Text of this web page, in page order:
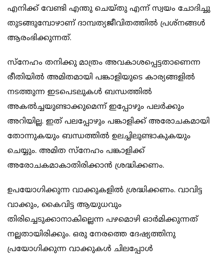
എനിക്ക് വേണ്ടി എന്തു ചെയ്തു എന്ന് സ്വയം ചോദിച്ചു
തുടങ്ങുമ്പോഴാണ് ദാമ്പത്യജീവിതത്തിൽ പ്രശ്നങ്ങൾ
ആരംഭിക്കുന്നത്.
സ്നേഹം തനിക്കു മാത്രം അവകാശപ്പെട്ടതാണെന്ന
രീതിയിൽ അമിതമായി പങ്കാളിയുടെ കാര്യങ്ങളിൽ
നടത്തുന്ന ഇടപെടലുകൾ ബന്ധത്തിൽ
അകൽച്ചയുണ്ടാക്കുമെന്ന് ഇപ്പോഴും പലർക്കും
അറിയില്ല. ഇത് പലപ്പോഴും പങ്കാളിക്ക് അരോചകമായി
തോന്നുകയും ബന്ധത്തിൽ ഉലച്ചിലുണ്ടാകുകയും
ചെയ്യും. അമിത സ്നേഹം പങ്കാളിക്ക്
അരോചകമാകാതിരിക്കാൻ ശ്രദ്ധിക്കണം.
ഉപയോഗിക്കുന്ന വാക്കുകളിൽ ശ്രദ്ധിക്കണം. വാവിട്ട
വാക്കും, കൈവിട്ട ആയുധവും
തിരിച്ചെടുക്കാനാകില്ലെന്ന പഴമൊഴി ഓർമിക്കുന്നത്
നല്ലതായിരിക്കും. ഒരു നേരത്തെ ദേഷ്യത്തിനു
പ്രയോഗിക്കുന്ന വാക്കുകൾ ചിലപ്പോൾ